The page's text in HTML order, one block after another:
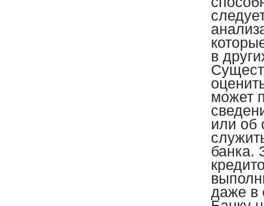
в
может
или об
банка.
даже в